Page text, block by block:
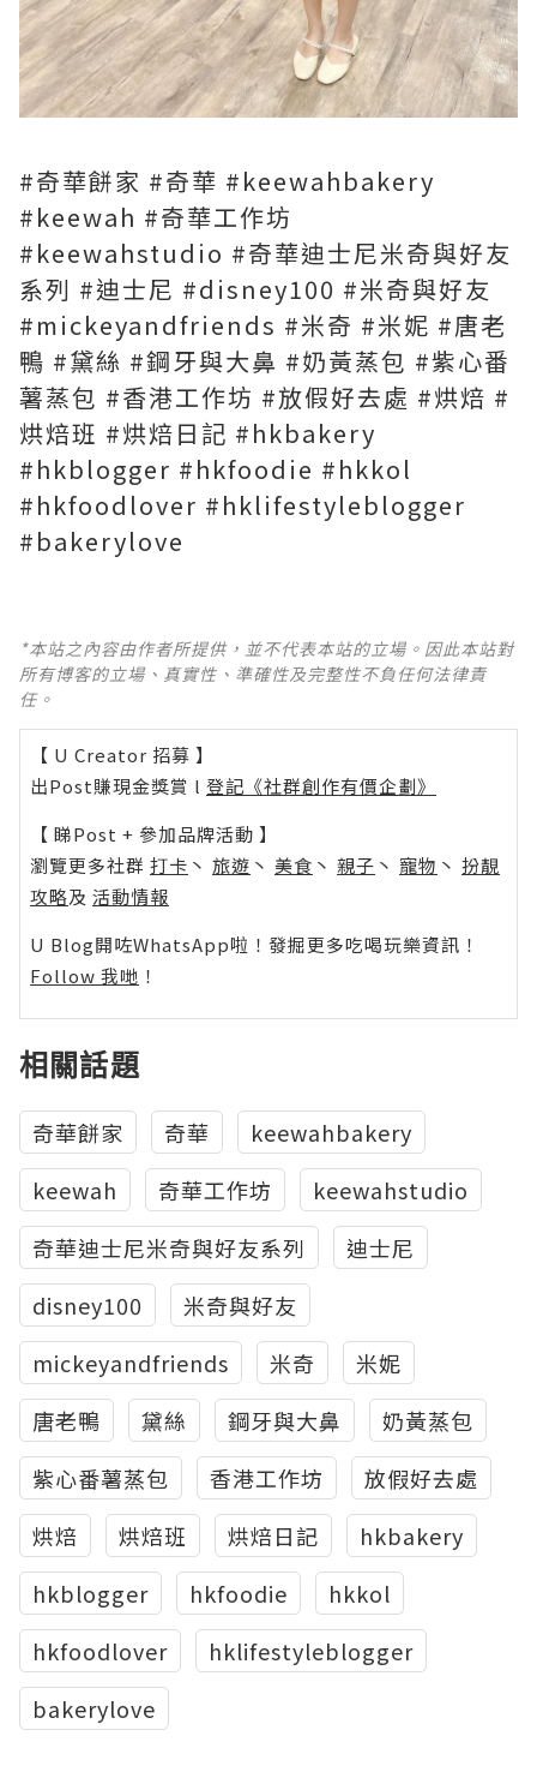
#奇華餅家 #奇華 #keewahbakery
#keewah #奇華工作坊
#keewahstudio #奇華迪士尼米奇與好友
系列 #迪士尼 #disney100 #米奇與好友
#mickeyandfriends #米奇 #米妮 #唐老
鴨 #黛絲 #鋼牙與大鼻 #奶黃蒸包 #紫心番
薯蒸包 #香港工作坊 #放假好去處 #烘焙 #
烘焙班 #烘焙日記 #hkbakery
#hkblogger #hkfoodie #hkkol
#hkfoodlover #hklifestyleblogger
#bakerylove
*本站之內容由作者所提供，並不代表本站的立場。因此本站對
所有博客的立場、真實性、準確性及完整性不負任何法律責
任。
【 U Creator 招募 】
出Post賺現金獎賞 l 登記《社群創作有價企劃》
【 睇Post + 參加品牌活動 】
瀏覽更多社群 打卡 丶 旅遊 丶 美食 丶 親子 丶 寵物 丶 扮靚
攻略及 活動情報
U Blog開咗WhatsApp啦！發掘更多吃喝玩樂資訊！
Follow 我哋 ！
相關話題
奇華餅家 奇華
keewahbakery
keewah
奇華工作坊
keewahstudio
奇華迪士尼米奇與好友系列
迪士尼
disney100
米奇與好友
mickeyandfriends
米奇
米妮
唐老鴨
黛絲 鋼牙與大鼻
奶黃蒸包
紫心番薯蒸包
香港工作坊
放假好去處
烘焙
烘焙班 烘焙日記
hkbakery
hkblogger
hkfoodie
hkkol
hkfoodlover
hklifestyleblogger
bakerylove